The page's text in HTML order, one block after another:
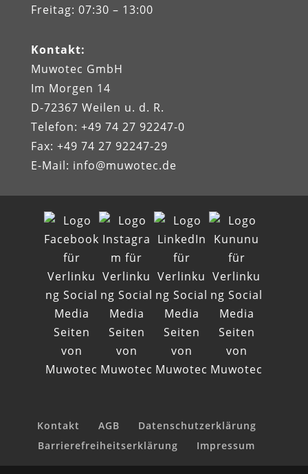
Freitag: 07:30 – 13:00
Kontakt:
Muwotec GmbH
Im Morgen 14
D-72367 Weilen u. d. R.
Telefon: +49 74 27 92247‑0
Fax: +49 74 27 92247‑29
E-Mail: info@muwotec.de
Kontakt AGB
Datenschutzerklärung
Barrierefreiheitserklärung
Impressum